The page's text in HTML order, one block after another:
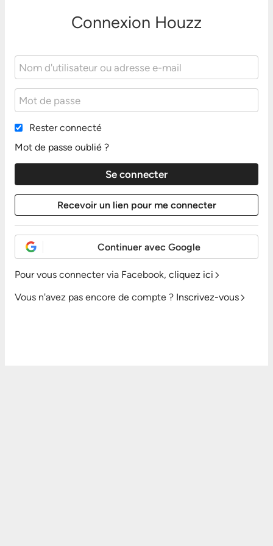
Connexion Houzz
Rester connecté
Mot de passe oublié ?
Continuer avec Google
Pour vous connecter via Facebook, cliquez ici
Vous n'avez pas encore de compte ? Inscrivez-vous